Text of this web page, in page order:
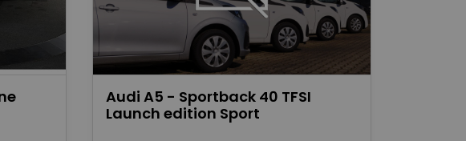
Audi A5 - Sportback 40 TFSI
Launch edition Sport